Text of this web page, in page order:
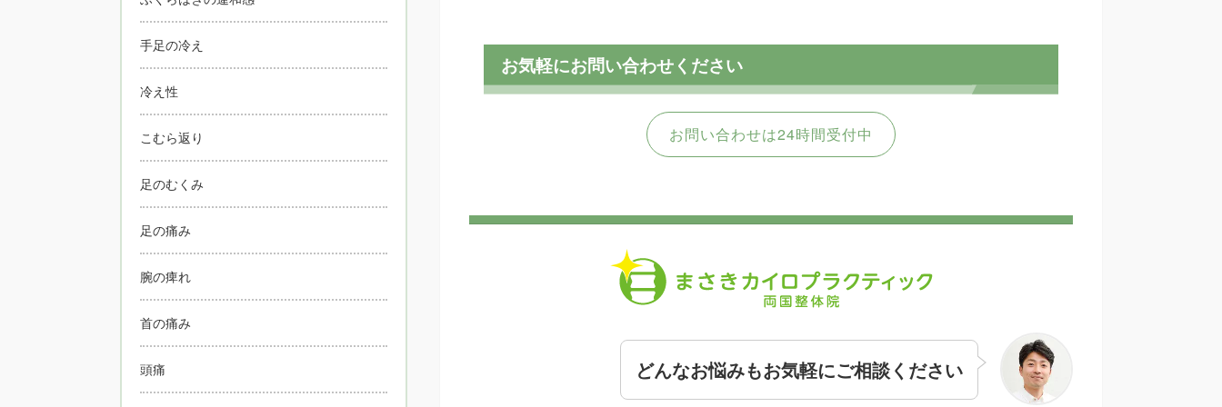
お気軽にお問い合わせください
お問い合わせは24時間受付中
どんなお悩みもお気軽にご相談ください
手足の冷え
冷え性
こむら返り
足のむくみ
足の痛み
腕の痺れ
首の痛み
頭痛